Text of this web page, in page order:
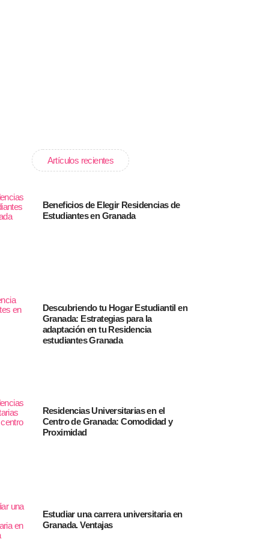
Artículos recientes
Beneficios de Elegir Residencias de
Estudiantes en Granada
Descubriendo tu Hogar Estudiantil en
Granada: Estrategias para la
adaptación en tu Residencia
estudiantes Granada
Residencias Universitarias en el
Centro de Granada: Comodidad y
Proximidad
Estudiar una carrera universitaria en
Granada. Ventajas